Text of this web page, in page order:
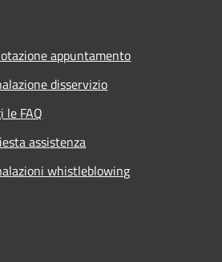
appuntamento
disservizio
le FAQ
assistenza
whistleblowing